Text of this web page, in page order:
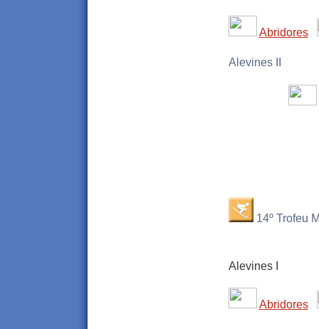
Abridores
Alevines II
14º Trofeu
Alevines I
Abridores